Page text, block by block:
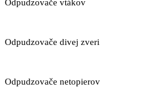
Odpudzovače vtákov
Odpudzovače divej zveri
Odpudzovače netopierov